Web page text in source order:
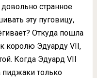
довольно странное
эту пуговицу,
Откуда пошла
к королю Эдуарду VII,
Когда Эдуард VII
только